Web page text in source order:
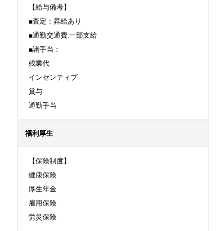
【給与備考】
■査定：昇給あり
■通勤交通費:一部支給
■諸手当：
残業代
インセンティブ
賞与
通勤手当
福利厚生
【保険制度】
健康保険
厚生年金
雇用保険
労災保険